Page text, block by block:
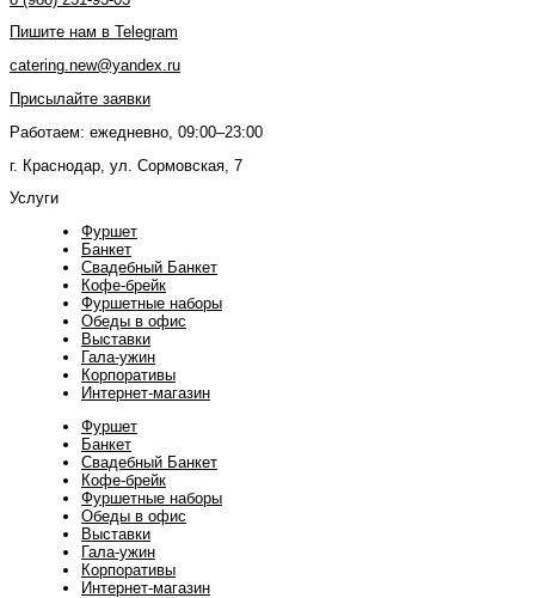
Пишите нам в Telegram
catering.new@yandex.ru
Присылайте заявки
Работаем: ежедневно, 09:00–23:00
г. Краснодар, ул. Сормовская, 7
Услуги
Фуршет
Банкет
Свадебный Банкет
Кофе-брейк
Фуршетные наборы
Обеды в офис
Выставки
Гала-ужин
Корпоративы
Интернет-магазин
Фуршет
Банкет
Свадебный Банкет
Кофе-брейк
Фуршетные наборы
Обеды в офис
Выставки
Гала-ужин
Корпоративы
Интернет-магазин